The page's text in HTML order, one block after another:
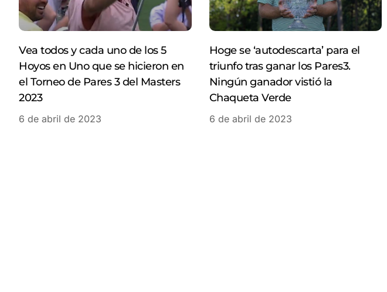
Vea todos y cada uno de los 5
Hoyos en Uno que se hicieron en
el Torneo de Pares 3 del Masters
2023
6 de abril de 2023
Hoge se ‘autodescarta’ para el
triunfo tras ganar los Pares3.
Ningún ganador vistió la
Chaqueta Verde
6 de abril de 2023